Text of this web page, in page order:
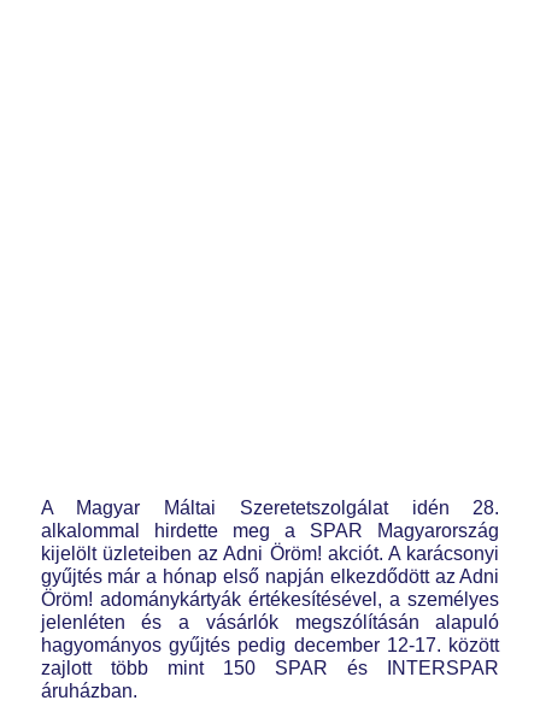
A Magyar Máltai Szeretetszolgálat idén 28.
alkalommal hirdette meg a SPAR Magyarország
kijelölt üzleteiben az Adni Öröm! akciót. A karácsonyi
gyűjtés már a hónap első napján elkezdődött az Adni
Öröm! adománykártyák értékesítésével, a személyes
jelenléten és a vásárlók megszólításán alapuló
hagyományos gyűjtés pedig december 12-17. között
zajlott több mint 150 SPAR és INTERSPAR
áruházban.